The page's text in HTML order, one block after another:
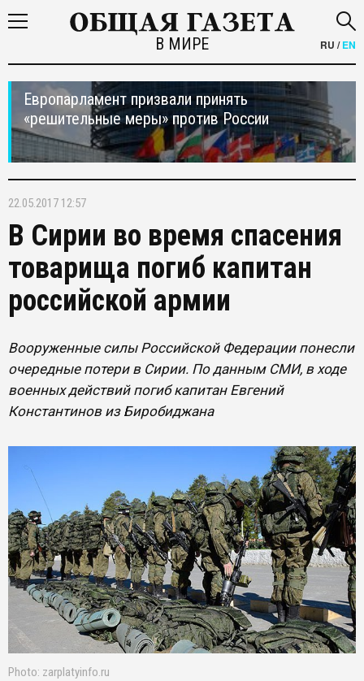
В МИРЕ RU /EN
Европарламент призвали принять
«решительные меры» против России
22.05.2017 12:57
В Сирии во время спасения
товарища погиб капитан
российской армии
Вооруженные силы Российской Федерации понесли
очередные потери в Сирии. По данным СМИ, в ходе
военных действий погиб капитан Евгений
Константинов из Биробиджана
Photo: zarplatyinfo.ru